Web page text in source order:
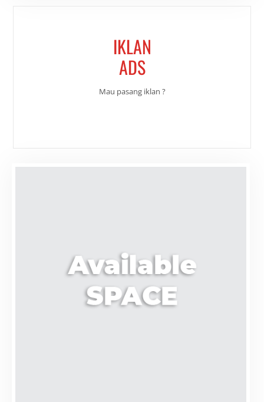
IKLAN
ADS
Mau pasang iklan ?